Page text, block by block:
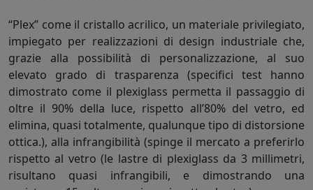
“Plex” come il cristallo acrilico, un materiale privilegiato,
impiegato per realizzazioni di design industriale che,
grazie alla possibilità di personalizzazione, al suo
elevato grado di trasparenza (specifici test hanno
dimostrato come il plexiglass permetta il passaggio di
oltre il 90% della luce, rispetto all’80% del vetro, ed
elimina, quasi totalmente, qualunque tipo di distorsione
ottica.), alla infrangibilità (spinge il mercato a preferirlo
rispetto al vetro (le lastre di plexiglass da 3 millimetri,
risultano quasi infrangibili, e dimostrando una